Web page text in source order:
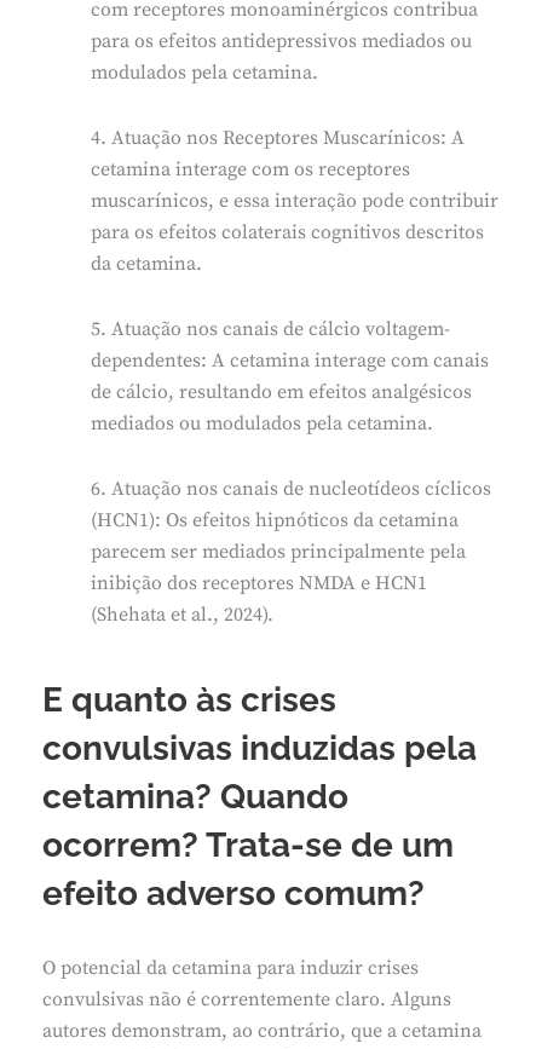
com receptores monoaminérgicos contribua
para os efeitos antidepressivos mediados ou
modulados pela cetamina.
4. Atuação nos Receptores Muscarínicos: A
cetamina interage com os receptores
muscarínicos, e essa interação pode contribuir
para os efeitos colaterais cognitivos descritos
da cetamina.
5. Atuação nos canais de cálcio voltagem-
dependentes: A cetamina interage com canais
de cálcio, resultando em efeitos analgésicos
mediados ou modulados pela cetamina.
6. Atuação nos canais de nucleotídeos cíclicos
(HCN1): Os efeitos hipnóticos da cetamina
parecem ser mediados principalmente pela
inibição dos receptores NMDA e HCN1
(Shehata et al., 2024).
E quanto às crises
convulsivas induzidas pela
cetamina? Quando
ocorrem? Trata-se de um
efeito adverso comum?
O potencial da cetamina para induzir crises
convulsivas não é correntemente claro. Alguns
autores demonstram, ao contrário, que a cetamina